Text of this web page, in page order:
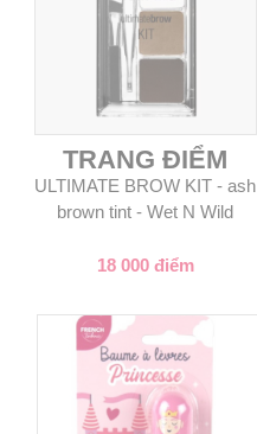
TRANG ĐIỂM
ULTIMATE BROW KIT - ash
brown tint - Wet N Wild
18 000 điểm